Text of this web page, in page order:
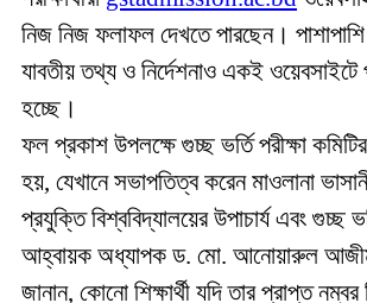
নিজ নিজ ফলাফল দেখতে পারছেন।
যাবতীয় তথ্য ও নির্দেশনাও একই
হচ্ছে।
ফল প্রকাশ উপলক্ষে গুচ্ছ ভর্তি পরীক্ষা
হয়, যেখানে সভাপতিত্ব করেন মাওলানা
প্রযুক্তি বিশ্ববিদ্যালয়ের উপাচার্য এবং গুচ্ছ
আহ্বায়ক অধ্যাপক ড. মো. আনোয়ারুল
জানান, কোনো শিক্ষার্থী যদি তার প্রাপ্ত